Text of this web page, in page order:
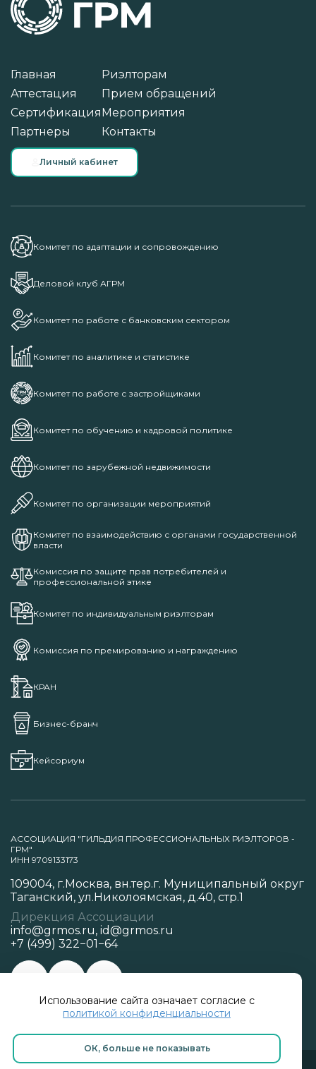
Использование сайта означает согласие с
политикой конфиденциальности
ОК, больше не показывать
Главная
Аттестация
Сертификация
Партнеры
Риэлторам
Прием обращений
Мероприятия
Контакты
Личный кабинет
Комитет по адаптации и сопровождению
Деловой клуб АГРМ
Комитет по работе с банковским сектором
Комитет по аналитике и статистике
Комитет по работе с застройщиками
Комитет по обучению и кадровой политике
Комитет по зарубежной недвижимости
Комитет по организации мероприятий
Комитет по взаимодействию с органами государственной
власти
Комиссия по защите прав потребителей и
профессиональной этике
Комитет по индивидуальным риэлторам
Комиссия по премированию и награждению
КРАН
Бизнес-бранч
Кейсориум
АССОЦИАЦИЯ "ГИЛЬДИЯ ПРОФЕССИОНАЛЬНЫХ РИЭЛТОРОВ -
ГРМ"
ИНН 9709133173
109004, г.Москва, вн.тер.г. Муниципальный округ
Таганский, ул.Николоямская, д.40, стр.1
Дирекция Ассоциации
info@grmos.ru, id@grmos.ru
+7 (499) 322−01−64
Политика конфиденциальности